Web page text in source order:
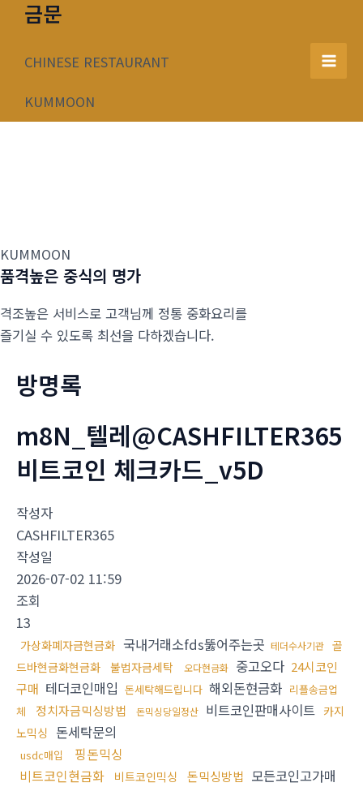
너
금문
CHINESE RESTAURANT
KUMMOON
Main
KUMMOON
품격높은 중식의 명가
격조높은 서비스로 고객님께 정통 중화요리를
즐기실 수 있도록 최선을 다하겠습니다.
방명록
m8N_텔레@CASHFILTER365
비트코인 체크카드_v5D
작성자
CASHFILTER365
작성일
2026-07-02 11:59
조회
13
가상화폐자금현금화 국내거래소fds뚫어주는곳 테더수사기관 골
드바현금화현금화 불법자금세탁 오다현금화 중고오다 24시코인
구매 테더코인매입 돈세탁해드립니다 해외돈현금화 리플송금업
체
정치자금믹싱방법 돈믹싱당일정산 비트코인판매사이트 카지
노믹싱 돈세탁문의
usdc매입
핑돈믹싱
비트코인현금화
비트코인믹싱 돈믹싱방법 모든코인고가매